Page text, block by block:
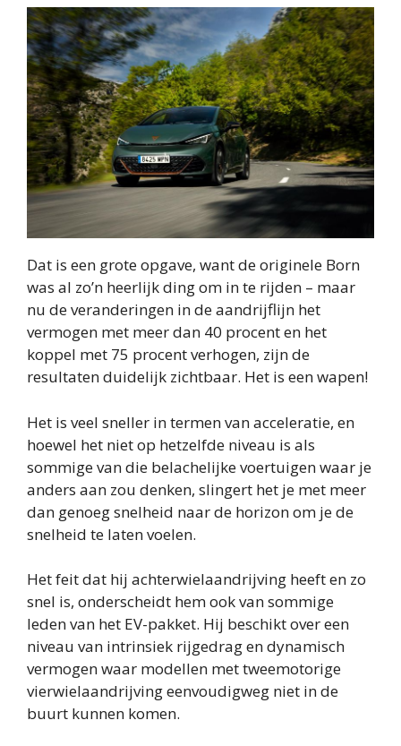
Dat is een grote opgave, want de originele Born
was al zo’n heerlijk ding om in te rijden – maar
nu de veranderingen in de aandrijflijn het
vermogen met meer dan 40 procent en het
koppel met 75 procent verhogen, zijn de
resultaten duidelijk zichtbaar. Het is een wapen!
Het is veel sneller in termen van acceleratie, en
hoewel het niet op hetzelfde niveau is als
sommige van die belachelijke voertuigen waar je
anders aan zou denken, slingert het je met meer
dan genoeg snelheid naar de horizon om je de
snelheid te laten voelen.
Het feit dat hij achterwielaandrijving heeft en zo
snel is, onderscheidt hem ook van sommige
leden van het EV-pakket. Hij beschikt over een
niveau van intrinsiek rijgedrag en dynamisch
vermogen waar modellen met tweemotorige
vierwielaandrijving eenvoudigweg niet in de
buurt kunnen komen.